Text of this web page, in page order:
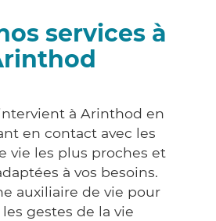
services à
à Arinthod en
en contact avec les
vie les plus proches et
à vos besoins.
auxiliaire de vie pour
gestes de la vie